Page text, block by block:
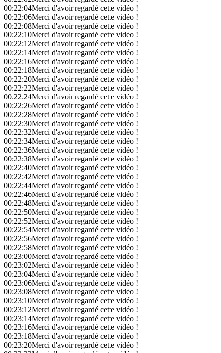
00:22:04Merci d'avoir regardé cette vidéo !
00:22:06Merci d'avoir regardé cette vidéo !
00:22:08Merci d'avoir regardé cette vidéo !
00:22:10Merci d'avoir regardé cette vidéo !
00:22:12Merci d'avoir regardé cette vidéo !
00:22:14Merci d'avoir regardé cette vidéo !
00:22:16Merci d'avoir regardé cette vidéo !
00:22:18Merci d'avoir regardé cette vidéo !
00:22:20Merci d'avoir regardé cette vidéo !
00:22:22Merci d'avoir regardé cette vidéo !
00:22:24Merci d'avoir regardé cette vidéo !
00:22:26Merci d'avoir regardé cette vidéo !
00:22:28Merci d'avoir regardé cette vidéo !
00:22:30Merci d'avoir regardé cette vidéo !
00:22:32Merci d'avoir regardé cette vidéo !
00:22:34Merci d'avoir regardé cette vidéo !
00:22:36Merci d'avoir regardé cette vidéo !
00:22:38Merci d'avoir regardé cette vidéo !
00:22:40Merci d'avoir regardé cette vidéo !
00:22:42Merci d'avoir regardé cette vidéo !
00:22:44Merci d'avoir regardé cette vidéo !
00:22:46Merci d'avoir regardé cette vidéo !
00:22:48Merci d'avoir regardé cette vidéo !
00:22:50Merci d'avoir regardé cette vidéo !
00:22:52Merci d'avoir regardé cette vidéo !
00:22:54Merci d'avoir regardé cette vidéo !
00:22:56Merci d'avoir regardé cette vidéo !
00:22:58Merci d'avoir regardé cette vidéo !
00:23:00Merci d'avoir regardé cette vidéo !
00:23:02Merci d'avoir regardé cette vidéo !
00:23:04Merci d'avoir regardé cette vidéo !
00:23:06Merci d'avoir regardé cette vidéo !
00:23:08Merci d'avoir regardé cette vidéo !
00:23:10Merci d'avoir regardé cette vidéo !
00:23:12Merci d'avoir regardé cette vidéo !
00:23:14Merci d'avoir regardé cette vidéo !
00:23:16Merci d'avoir regardé cette vidéo !
00:23:18Merci d'avoir regardé cette vidéo !
00:23:20Merci d'avoir regardé cette vidéo !